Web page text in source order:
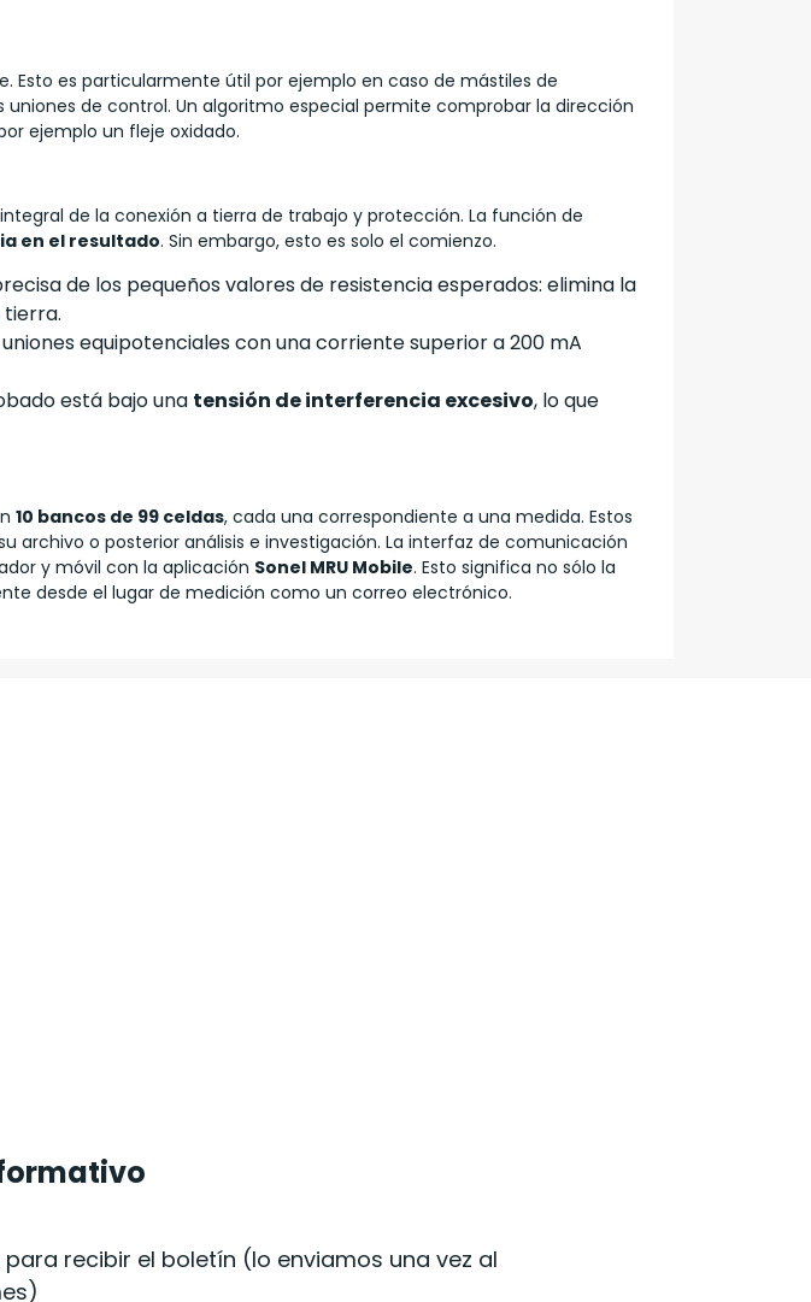
Esto es particularmente útil por ejemplo en caso de mástiles de
de control. Un algoritmo especial permite comprobar la dirección
ejemplo un fleje oxidado.
de la conexión a tierra de trabajo y protección. La función de
en el resultado. Sin embargo, esto es solo el comienzo.
de los pequeños valores de resistencia esperados: elimina la
equipotenciales con una corriente superior a 200 mA
está bajo una tensión de interferencia excesivo, lo que
10 bancos de 99 celdas, cada una correspondiente a una medida. Estos
archivo o posterior análisis e investigación. La interfaz de comunicación
y móvil con la aplicación Sonel MRU Mobile. Esto significa no sólo la
desde el lugar de medición como un correo electrónico.
recibir el boletín (lo enviamos una vez al